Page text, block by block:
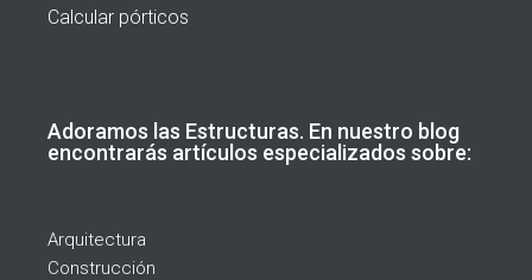
Calcular pórticos
Adoramos las Estructuras. En nuestro blog
encontrarás artículos especializados sobre:
Arquitectura
Construcción